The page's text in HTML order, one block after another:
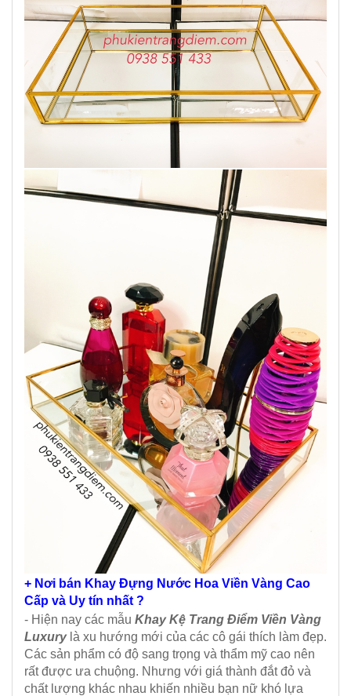
+ Nơi bán Khay Đựng Nước Hoa Viền Vàng Cao
Cấp và Uy tín nhất ?
- Hiện nay các mẫu Khay Kệ Trang Điểm Viền Vàng
Luxurylà xu hướng mới của các cô gái thích làm đẹp.
Các sản phẩm có độ sang trọng và thẩm mỹ cao nên
rất được ưa chuộng. Nhưng với giá thành đắt đỏ và
chất lượng khác nhau khiến nhiều bạn nữ khó lựa